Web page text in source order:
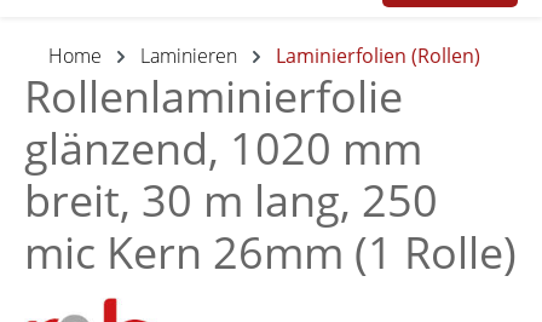
Home Laminieren Laminierfolien (Rollen)
Rollenlaminierfolie
glänzend, 1020 mm
breit, 30 m lang, 250
mic Kern 26mm (1 Rolle)